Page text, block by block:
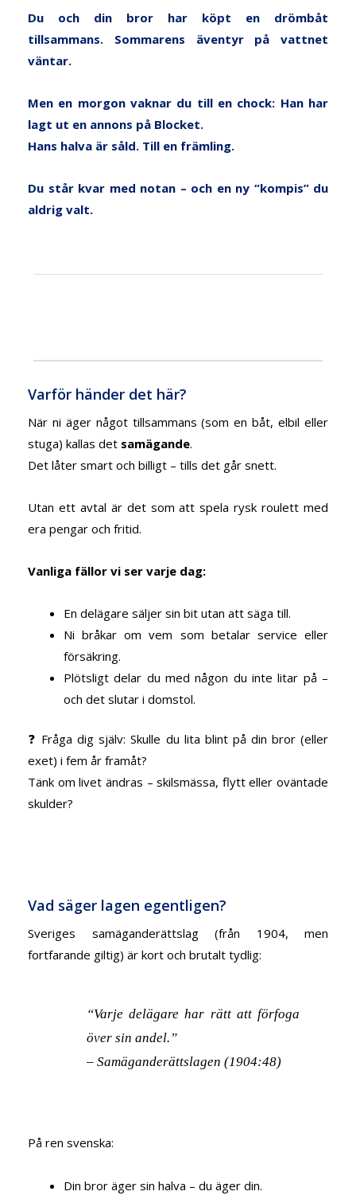
Du och din bror har köpt en drömbåt
tillsammans. Sommarens äventyr på vattnet
väntar.
Men en morgon vaknar du till en chock: Han har
lagt ut en annons på Blocket.
Hans halva är såld. Till en främling.
Du står kvar med notan – och en ny “kompis” du
aldrig valt.
Varför händer det här?
När ni äger något tillsammans (som en båt, elbil eller
stuga) kallas det samägande.
Det låter smart och billigt – tills det går snett.
Utan ett avtal är det som att spela rysk roulett med
era pengar och fritid.
Vanliga fällor vi ser varje dag:
En delägare säljer sin bit utan att säga till.
Ni bråkar om vem som betalar service eller
försäkring.
Plötsligt delar du med någon du inte litar på –
och det slutar i domstol.
❓ Fråga dig själv: Skulle du lita blint på din bror (eller
exet) i fem år framåt?
Tänk om livet ändras – skilsmässa, flytt eller oväntade
skulder?
Vad säger lagen egentligen?
Sveriges samäganderättslag (från 1904, men
fortfarande giltig) är kort och brutalt tydlig:
“Varje delägare har rätt att förfoga
över sin andel.”
– Samäganderättslagen (1904:48)
På ren svenska:
Din bror äger sin halva – du äger din.